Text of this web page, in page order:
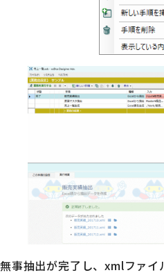
無事抽出が完了し、xmlファイ